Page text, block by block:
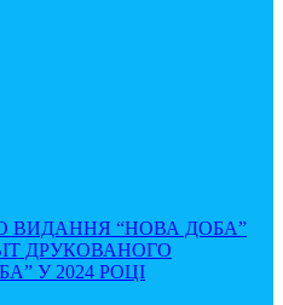
ВИДАННЯ “НОВА ДОБА”
ДРУКОВАНОГО
У 2024 РОЦІ